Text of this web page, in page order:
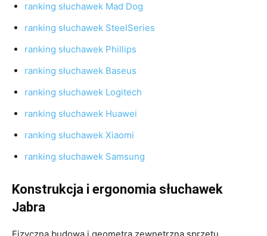
ranking słuchawek Mad Dog
ranking słuchawek SteelSeries
ranking słuchawek Phillips
ranking słuchawek Baseus
ranking słuchawek Logitech
ranking słuchawek Huawei
ranking słuchawek Xiaomi
ranking słuchawek Samsung
Konstrukcja i ergonomia słuchawek
Jabra